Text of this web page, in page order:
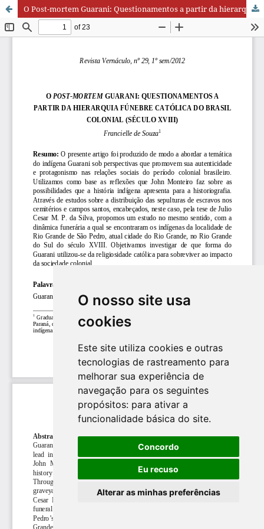
O nosso site usa
cookies
Este site utiliza cookies e outras
tecnologias de rastreamento para
melhorar sua experiência de
navegação para os seguintes
propósitos: para ativar a
funcionalidade básica do site.
Concordo
Eu recuso
Alterar as minhas preferências
O Post-mortem Guarani: Questionamentos a partir da hierarquia fúnebre católica do Brasil colonial (século XVIII)